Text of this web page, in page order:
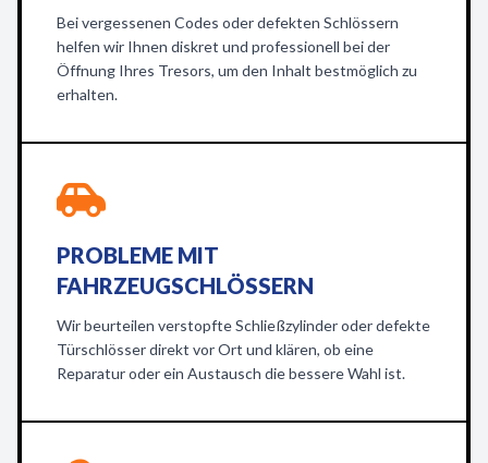
Bei vergessenen Codes oder defekten Schlössern
helfen wir Ihnen diskret und professionell bei der
Öffnung Ihres Tresors, um den Inhalt bestmöglich zu
erhalten.
PROBLEME MIT
FAHRZEUGSCHLÖSSERN
Wir beurteilen verstopfte Schließzylinder oder defekte
Türschlösser direkt vor Ort und klären, ob eine
Reparatur oder ein Austausch die bessere Wahl ist.